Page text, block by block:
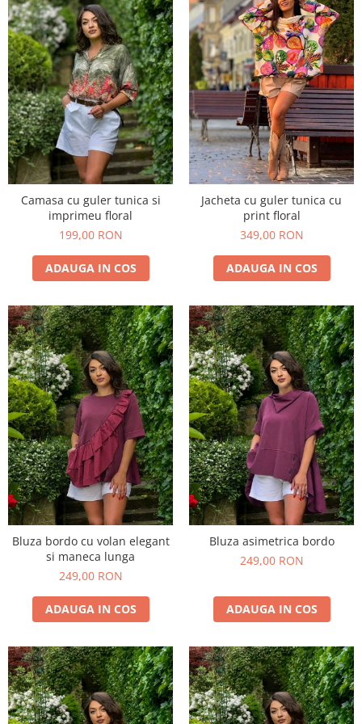
Camasa cu guler tunica si
imprimeu floral
199,00 RON
ADAUGA IN COS
Jacheta cu guler tunica cu
print floral
349,00 RON
ADAUGA IN COS
Bluza bordo cu volan elegant
si maneca lunga
249,00 RON
ADAUGA IN COS
Bluza asimetrica bordo
249,00 RON
ADAUGA IN COS